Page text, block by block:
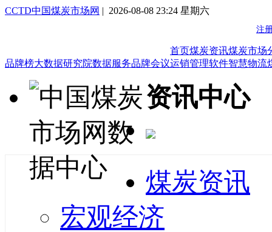
CCTD中国煤炭市场网 | 2026-08-08 23:24 星期六
首页煤炭资讯煤炭市场
品牌榜大数据研究院数据服务品牌会议运销管理软件智慧物流
资讯中心
煤炭资讯
宏观经济